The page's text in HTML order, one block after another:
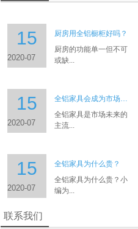
15
2020-07
厨房用全铝橱柜好吗？
厨房的功能单一但不可
或缺...
15
2020-07
全铝家具会成为市场的主流吗
全铝家具是市场未来的
主流...
15
2020-07
全铝家具为什么贵？
全铝家具为什么贵？小
编为...
联系我们